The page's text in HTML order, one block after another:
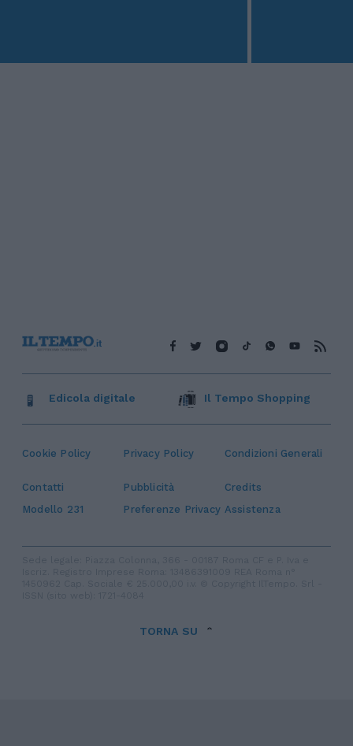
Cookie Policy Privacy Policy Condizioni Generali
Contatti Pubblicità
Credits
Modello 231
Preferenze Privacy Assistenza
Edicola digitale Il Tempo Shopping
TORNA SU